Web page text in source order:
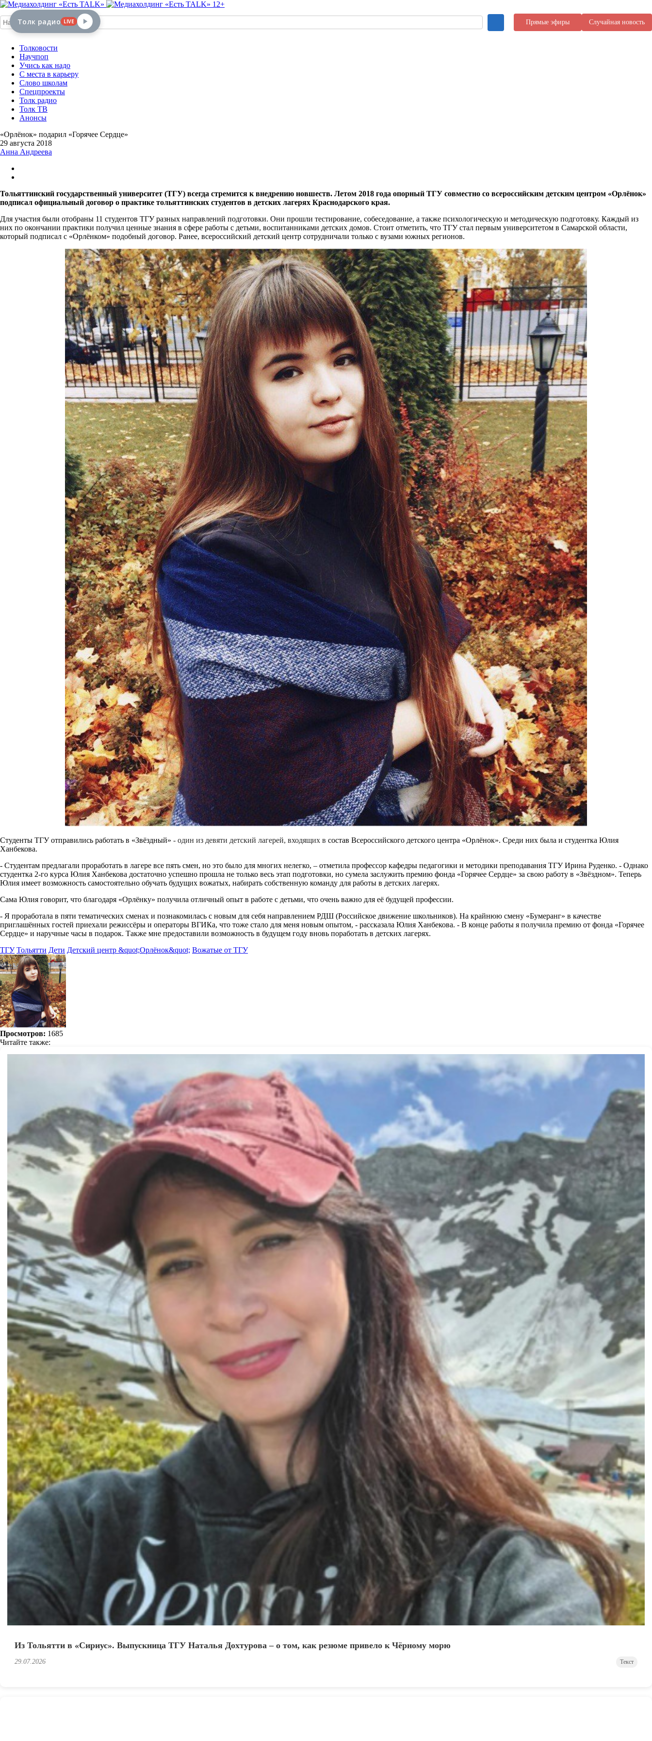
12+
Прямые эфиры Случайная новость
Толковости
Научпоп
Учись как надо
С места в карьеру
Слово школам
Спецпроекты
Толк радио
Толк ТВ
Анонсы
«Орлёнок» подарил «Горячее Сердце»
29 августа 2018
Анна Андреева
Тольяттинский государственный университет (ТГУ) всегда стремится к внедрению новшеств. Летом 2018 года опорный ТГУ совместно со всероссийским детским центром «Орлёнок»
подписал официальный договор о практике тольяттинских студентов в детских лагерях Краснодарского края.
Для участия были отобраны 11 студентов ТГУ разных направлений подготовки. Они прошли тестирование, собеседование, а также психологическую и методическую подготовку. Каждый из
них по окончании практики получил ценные знания в сфере работы с детьми, воспитанниками детских домов. Стоит отметить, что ТГУ стал первым университетом в Самарской области,
который подписал с «Орлёнком» подобный договор. Ранее, всероссийский детский центр сотрудничали только с вузами южных регионов.
Студенты ТГУ отправились работать в «Звёздный» - один из девяти детский лагерей, входящих в состав Всероссийского детского центра «Орлёнок». Среди них была и студентка Юлия
Ханбекова.
- Студентам предлагали проработать в лагере все пять смен, но это было для многих нелегко, – отметила профессор кафедры педагогики и методики преподавания ТГУ Ирина Руденко. - Однако
студентка 2-го курса Юлия Ханбекова достаточно успешно прошла не только весь этап подготовки, но сумела заслужить премию фонда «Горячее Сердце» за свою работу в «Звёздном». Теперь
Юлия имеет возможность самостоятельно обучать будущих вожатых, набирать собственную команду для работы в детских лагерях.
Сама Юлия говорит, что благодаря «Орлёнку» получила отличный опыт в работе с детьми, что очень важно для её будущей профессии.
- Я проработала в пяти тематических сменах и познакомилась с новым для себя направлением РДШ (Российское движение школьников). На крайнюю смену «Бумеранг» в качестве
приглашённых гостей приехали режиссёры и операторы ВГИКа, что тоже стало для меня новым опытом, - рассказала Юлия Ханбекова. - В конце работы я получила премию от фонда «Горячее
Сердце» и наручные часы в подарок. Также мне предоставили возможность в будущем году вновь поработать в детских лагерях.
ТГУ Тольятти Дети Детский центр &quot;Орлёнок&quot; Вожатые от ТГУ
Просмотров: 1685
Читайте также:
Из Тольятти в «Сириус». Выпускница ТГУ Наталья Дохтурова – о том, как резюме привело к Чёрному морю
29.07.2026 Текст
Толк радио LIVE